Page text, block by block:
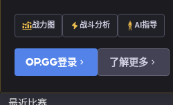
战力图 战斗分析 AI指导
登录 了解更多
最近比赛